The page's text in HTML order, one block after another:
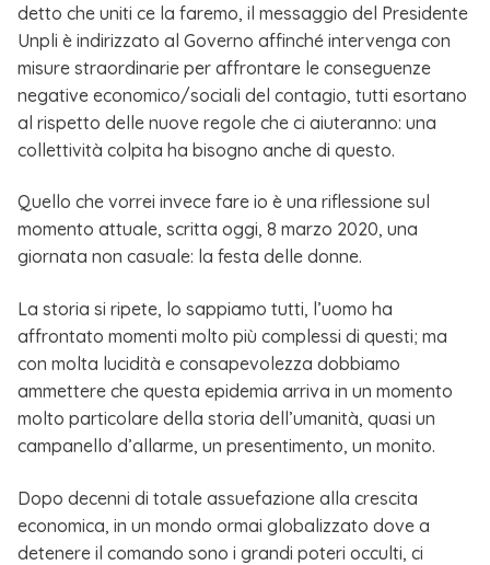
detto che uniti ce la faremo, il messaggio del Presidente
Unpli è indirizzato al Governo affinché intervenga con
misure straordinarie per affrontare le conseguenze
negative economico/sociali del contagio, tutti esortano
al rispetto delle nuove regole che ci aiuteranno: una
collettività colpita ha bisogno anche di questo.
Quello che vorrei invece fare io è una riflessione sul
momento attuale, scritta oggi, 8 marzo 2020, una
giornata non casuale: la festa delle donne.
La storia si ripete, lo sappiamo tutti, l’uomo ha
affrontato momenti molto più complessi di questi; ma
con molta lucidità e consapevolezza dobbiamo
ammettere che questa epidemia arriva in un momento
molto particolare della storia dell’umanità, quasi un
campanello d’allarme, un presentimento, un monito.
Dopo decenni di totale assuefazione alla crescita
economica, in un mondo ormai globalizzato dove a
detenere il comando sono i grandi poteri occulti, ci